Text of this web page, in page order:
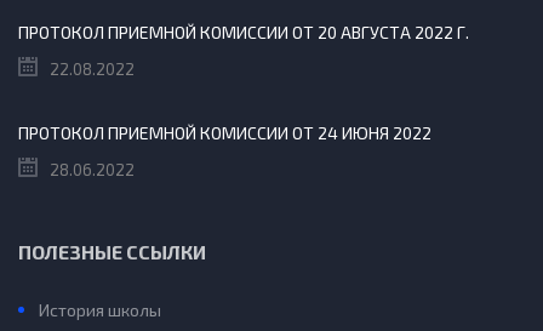
ПРОТОКОЛ ПРИЕМНОЙ КОМИССИИ ОТ 20 АВГУСТА 2022 Г.
22.08.2022
ПРОТОКОЛ ПРИЕМНОЙ КОМИССИИ ОТ 24 ИЮНЯ 2022
28.06.2022
ПОЛЕЗНЫЕ ССЫЛКИ
История школы